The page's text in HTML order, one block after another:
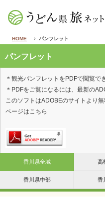
HOME パンフレット
パンフレット
＊観光パンフレットをPDFで閲覧で
＊PDFをご覧になるには、最新の
このソフトはADOBEのサイトより
ページはこちら
香川県全域 高
香川県中部 香